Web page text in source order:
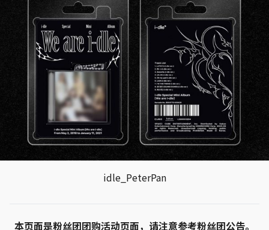
idle_PeterPan
本页面是粉丝团团购活动页面，请注意参考粉丝团公告。